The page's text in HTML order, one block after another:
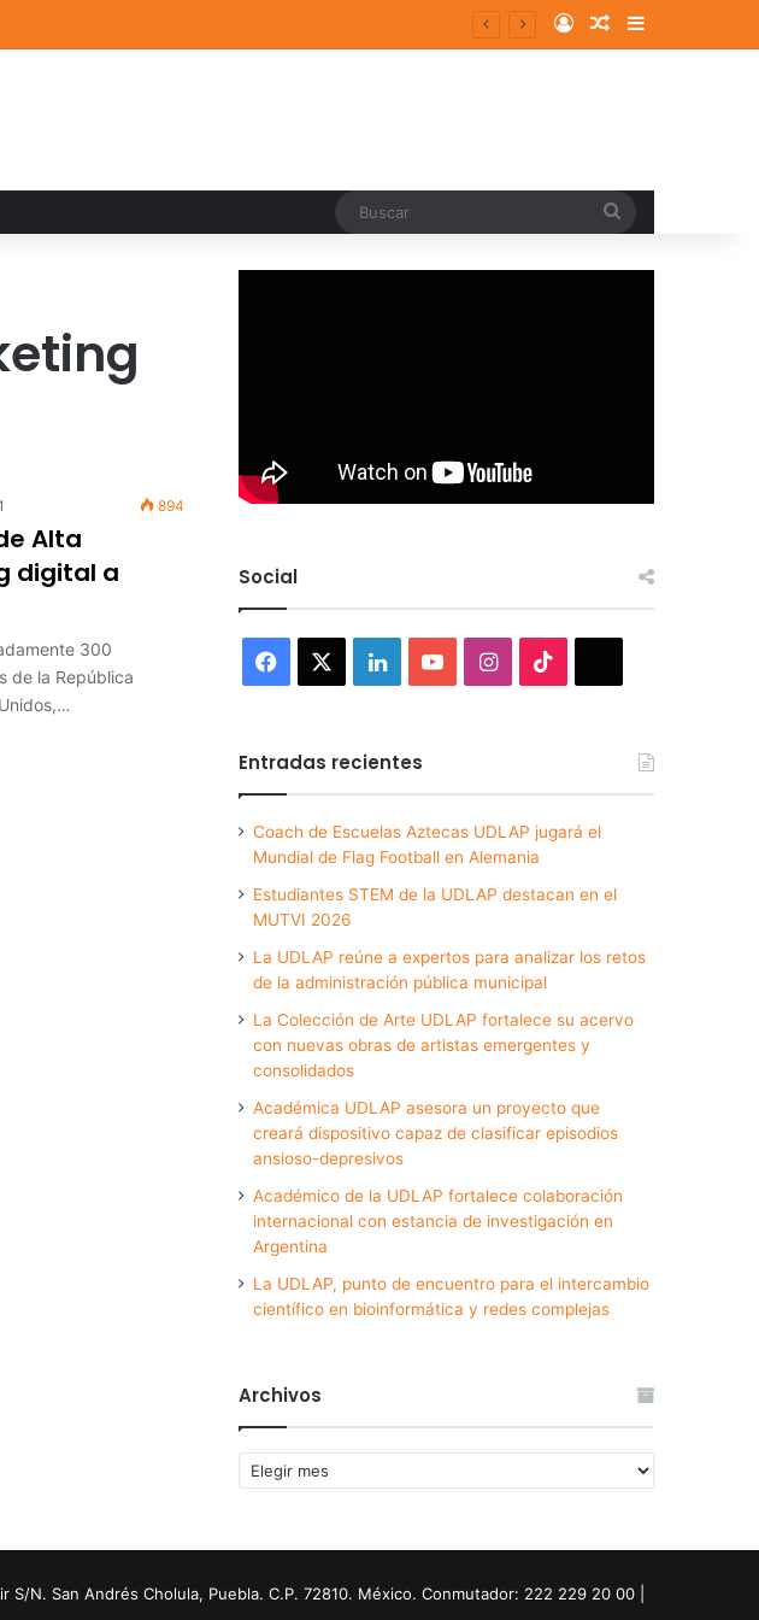
Log InRandom Article
Sidebar
894
Alta
digital a
300
de la República
Social
Facebook LinkedInYouTubeInstagram
Entradas recientes
Coach de Escuelas Aztecas UDLAP jugará el
Mundial de Flag Football en Alemania
Estudiantes STEM de la UDLAP destacan en el
MUTVI 2026
La UDLAP reúne a expertos para analizar los retos
de la administración pública municipal
La Colección de Arte UDLAP fortalece su acervo
con nuevas obras de artistas emergentes y
consolidados
Académica UDLAP asesora un proyecto que
creará dispositivo capaz de clasificar episodios
ansioso-depresivos
Académico de la UDLAP fortalece colaboración
internacional con estancia de investigación en
Argentina
La UDLAP, punto de encuentro para el intercambio
científico en bioinformática y redes complejas
Archivos
Archivos
N. San Andrés Cholula, Puebla. C.P. 72810. México. Conmutador: 222 229 20 00 |